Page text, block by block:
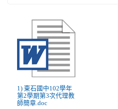
1) 東石國中102學年
第2學期第3次代理教
師簡章.doc